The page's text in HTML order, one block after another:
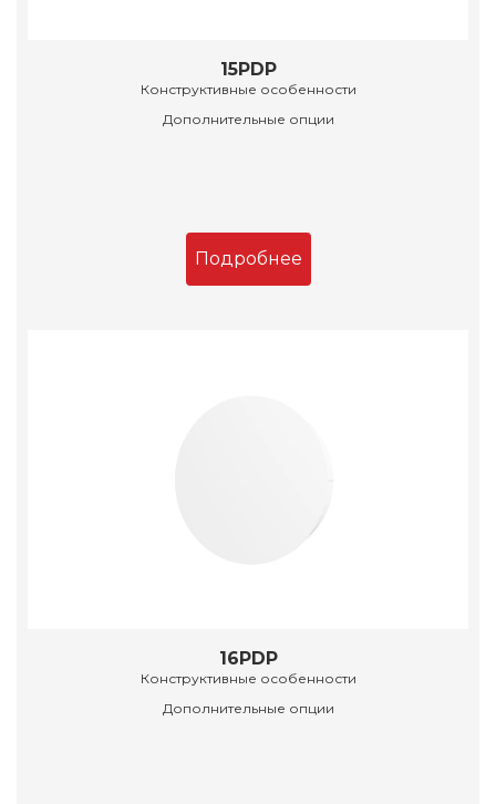
15PDP
Конструктивные особенности
Дополнительные опции
Подробнее
16PDP
Конструктивные особенности
Дополнительные опции